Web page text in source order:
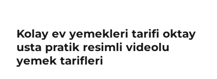
Kolay ev yemekleri tarifi oktay
usta pratik resimli videolu
yemek tarifleri